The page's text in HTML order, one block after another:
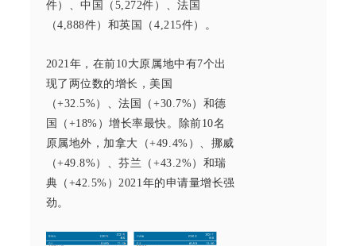
件）、中国（5,272件）、法国
（4,888件）和英国（4,215件）。
2021年，在前10大原属地中有7个出
现了两位数的增长，美国
（+32.5%）、法国（+30.7%）和德
国（+18%）增长率最快。除前10名
原属地外，加拿大（+49.4%）、挪威
（+49.8%）、芬兰（+43.2%）和瑞
典（+42.5%）2021年的申请量增长强
劲。